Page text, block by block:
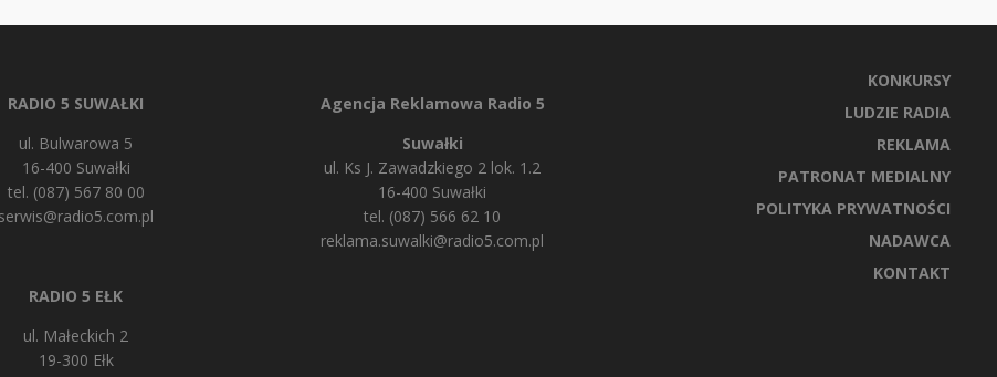
RADIO 5 SUWAŁKI
ul. Bulwarowa 5
16-400 Suwałki
tel. (087) 567 80 00
serwis@radio5.com.pl
RADIO 5 EŁK
ul. Małeckich 2
19-300 Ełk
Agencja Reklamowa Radio 5
Suwałki
ul. Ks J. Zawadzkiego 2 lok. 1.2
16-400 Suwałki
tel. (087) 566 62 10
reklama.suwalki@radio5.com.pl
KONKURSY
LUDZIE RADIA
REKLAMA
PATRONAT MEDIALNY
POLITYKA PRYWATNOŚCI
NADAWCA
KONTAKT